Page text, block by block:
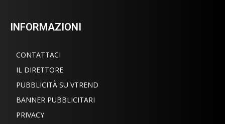
INFORMAZIONI
CONTATTACI
IL DIRETTORE
PUBBLICITÀ SU VTREND
BANNER PUBBLICITARI
PRIVACY